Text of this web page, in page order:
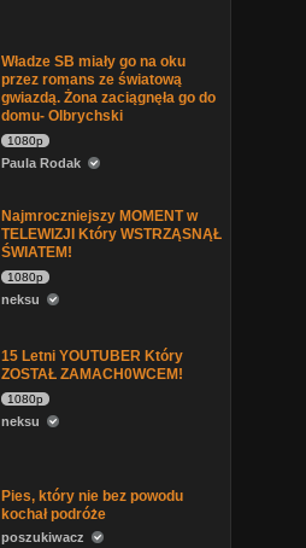
Władze SB miały go na oku
przez romans ze światową
gwiazdą. Żona zaciągnęła go do
domu- Olbrychski
1080p
Paula Rodak
Najmroczniejszy MOMENT w
TELEWIZJI Który WSTRZĄSNĄŁ
ŚWIATEM!
1080p
neksu
15 Letni YOUTUBER Który
ZOSTAŁ ZAMACH0WCEM!
1080p
neksu
Pies, który nie bez powodu
kochał podróże
poszukiwacz